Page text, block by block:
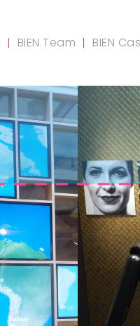
BIEN Team BIEN